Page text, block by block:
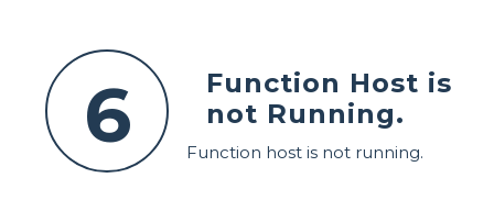
6
Function Host is
not Running.
Function host is not running.